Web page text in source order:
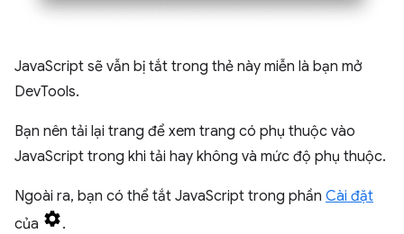
JavaScript sẽ vẫn bị tắt trong thẻ này miễn là bạn mở
DevTools.
Bạn nên tải lại trang để xem trang có phụ thuộc vào
JavaScript trong khi tải hay không và mức độ phụ thuộc.
Ngoài ra, bạn có thể tắt JavaScript trong phần Cài đặt
của
.